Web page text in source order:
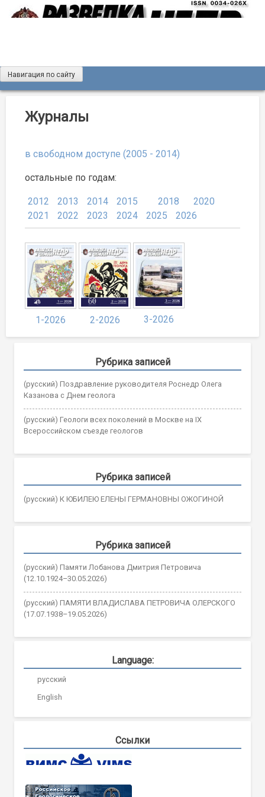
Журнал «Разведка и охрана недр»
Мы рады вас приветствовать на сайте журнала «Разведка
и охрана недр»
Навигация по сайту
Журналы
в свободном доступе (2005 - 2014)
остальные по годам:
2012 2013 2014 2015 2018
2020
2021
2022 2023 2024 2025 2026
1-2026 2-2026 3-2026
Рубрика записей
(русский) Поздравление руководителя Роснедр Олега
Казанова с Днем геолога
(русский) Геологи всех поколений в Москве на IX
Всероссийском съезде геологов
Рубрика записей
(русский) К ЮБИЛЕЮ ЕЛЕНЫ ГЕРМАНОВНЫ ОЖОГИНОЙ
Рубрика записей
(русский) Памяти Лобанова Дмитрия Петровича
(12.10.1924–30.05.2026)
(русский) ПАМЯТИ ВЛАДИСЛАВА ПЕТРОВИЧА ОЛЕРСКОГО
(17.07.1938–19.05.2026)
Language:
русский
English
Ссылки